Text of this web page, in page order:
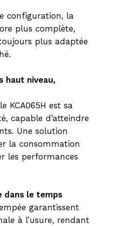
configuration, la
plus complète,
plus adaptée
haut niveau,
KCA065H est sa
capable d’atteindre
Une solution
la consommation
les performances
dans le temps
garantissent
à l’usure, rendant